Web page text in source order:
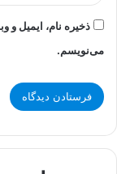
ذخیره نام، ایمیل و
می‌نویسم.